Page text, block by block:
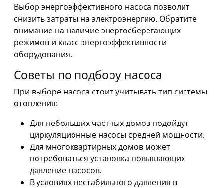
Выбор энергоэффективного насоса позволит
снизить затраты на электроэнергию. Обратите
внимание на наличие энергосберегающих
режимов и класс энергоэффективности
оборудования.
Советы по подбору насоса
При выборе насоса стоит учитывать тип системы
отопления:
Для небольших частных домов подойдут
циркуляционные насосы средней мощности.
Для многоквартирных домов может
потребоваться установка повышающих
давление насосов.
В условиях нестабильного давления в